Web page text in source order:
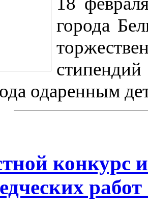
города
одаренным
конкурс